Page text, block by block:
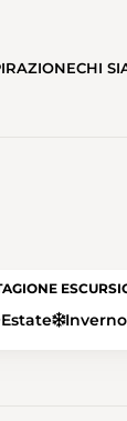
CHI
Estate Inverno